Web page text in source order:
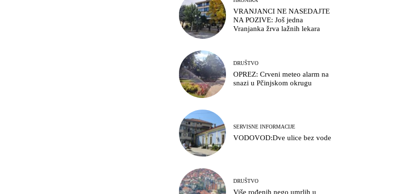
VRANJANCI NE NASEDAJTE
NA POZIVE: Još jedna
Vranjanka žrva lažnih lekara
DRUŠTVO
OPREZ: Crveni meteo alarm na
snazi u Pčinjskom okrugu
SERVISNE INFORMACIJE
VODOVOD:Dve ulice bez vode
DRUŠTVO
Više rođenih nego umrlih u